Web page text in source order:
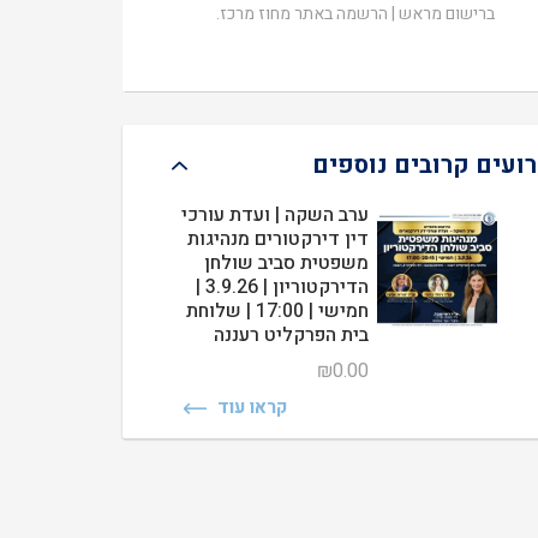
ברישום מראש | הרשמה באתר מחוז מרכז.
קרובים נוספים
ערב השקה | ועדת עורכי
דין דירקטורים מנהיגות
משפטית סביב שולחן
הדירקטוריון | 3.9.26 |
חמישי | 17:00 | שלוחת
בית הפרקליט רעננה
₪0.00
קראו עוד